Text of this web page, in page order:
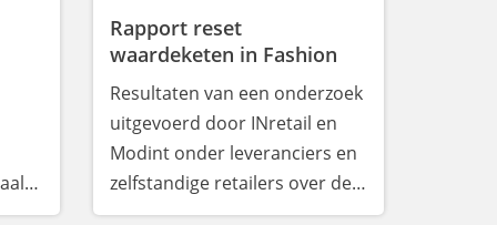
van
Rapport reset
waardeketen in Fashion
Resultaten van een onderzoek
uitgevoerd door INretail en
Modint onder leveranciers en
zelfstandige retailers over de
efficiëntie van het